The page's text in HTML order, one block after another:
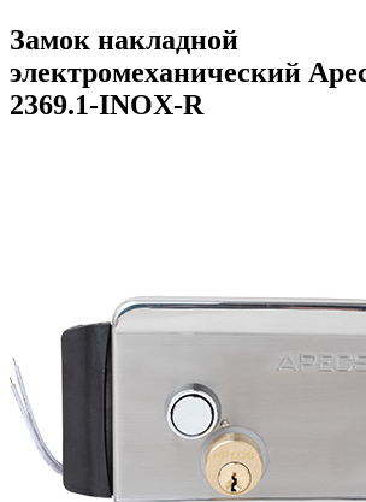
Замок накладной
электромеханический
2369.1-INOX-R